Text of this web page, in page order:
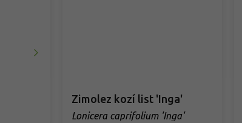
Zimolez kozí list 'Inga'
Lonicera caprifolium 'Inga'